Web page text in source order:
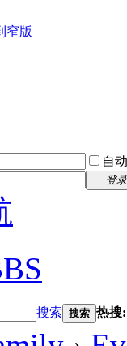
窄版
自
登录
搜索 搜索 热搜: